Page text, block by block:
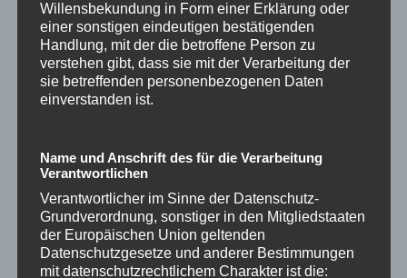
FAZIT: Vertraue der
Architektur des Erfolgs
Es gibt Zeiten des Suchens (Fragenjahre) und
sind notwendige Zyklen deiner
neurobiologischen Entwicklung.
Der Schlüssel liegt darin, in den Fragenjahren
und in der Umbruchphase nicht in Panik zu
geraten, sondern clevere Fragen als
Willensbekundung in Form einer Erklärung oder
einer sonstigen eindeutigen bestätigenden
Handlung, mit der die betroffene Person zu
verstehen gibt, dass sie mit der Verarbeitung der
sie betreffenden personenbezogenen Daten
einverstanden ist.
Name und Anschrift des für die Verarbeitung
Verantwortlichen
Verantwortlicher im Sinne der Datenschutz-
Grundverordnung, sonstiger in den Mitgliedstaaten
der Europäischen Union geltenden
Datenschutzgesetze und anderer Bestimmungen
mit datenschutzrechtlichem Charakter ist die: